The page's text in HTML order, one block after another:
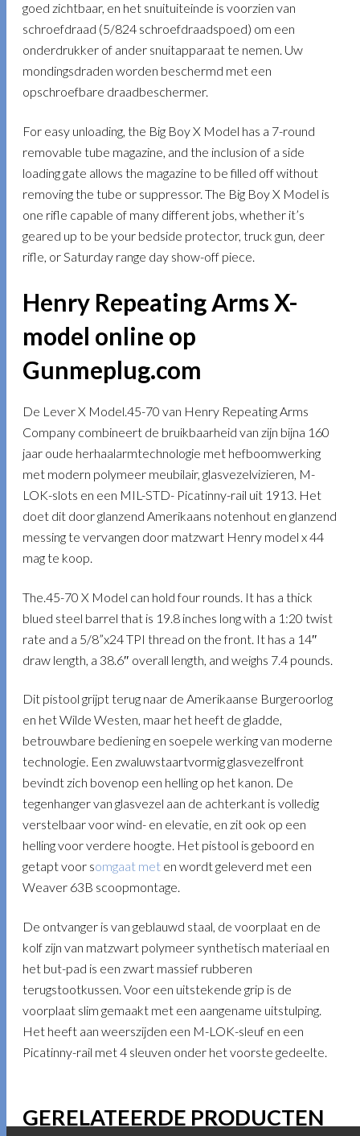
goed zichtbaar, en het snuituiteinde is voorzien van
schroefdraad (5/824 schroefdraadspoed) om een
onderdrukker of ander snuitapparaat te nemen. Uw
mondingsdraden worden beschermd met een
opschroefbare draadbeschermer.
For easy unloading, the Big Boy X Model has a 7-round
removable tube magazine, and the inclusion of a side
loading gate allows the magazine to be filled off without
removing the tube or suppressor. The Big Boy X Model is
one rifle capable of many different jobs, whether it’s
geared up to be your bedside protector, truck gun, deer
rifle, or Saturday range day show-off piece.
Henry Repeating Arms X-
model online op
Gunmeplug.com
De Lever X Model.45-70 van Henry Repeating Arms
Company combineert de bruikbaarheid van zijn bijna 160
jaar oude herhaalarmtechnologie met hefboomwerking
met modern polymeer meubilair, glasvezelvizieren, M-
LOK-slots en een MIL-STD- Picatinny-rail uit 1913. Het
doet dit door glanzend Amerikaans notenhout en glanzend
messing te vervangen door matzwart Henry model x 44
mag te koop.
The.45-70 X Model can hold four rounds. It has a thick
blued steel barrel that is 19.8 inches long with a 1:20 twist
rate and a 5/8”x24 TPI thread on the front. It has a 14″
draw length, a 38.6″ overall length, and weighs 7.4 pounds.
Dit pistool grijpt terug naar de Amerikaanse Burgeroorlog
en het Wilde Westen, maar het heeft de gladde,
betrouwbare bediening en soepele werking van moderne
technologie. Een zwaluwstaartvormig glasvezelfront
bevindt zich bovenop een helling op het kanon. De
tegenhanger van glasvezel aan de achterkant is volledig
verstelbaar voor wind- en elevatie, en zit ook op een
helling voor verdere hoogte. Het pistool is geboord en
getapt voor somgaat met en wordt geleverd met een
Weaver 63B scoopmontage.
De ontvanger is van geblauwd staal, de voorplaat en de
kolf zijn van matzwart polymeer synthetisch materiaal en
het but-pad is een zwart massief rubberen
terugstootkussen. Voor een uitstekende grip is de
voorplaat slim gemaakt met een aangename uitstulping.
Het heeft aan weerszijden een M-LOK-sleuf en een
Picatinny-rail met 4 sleuven onder het voorste gedeelte.
GERELATEERDE PRODUCTEN